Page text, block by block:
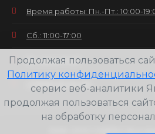
Время работы: Пн.-Пт.: 10:00-
Сб.: 11:00-17:00
Вс.: выходной
+7(8152) 25-30-58
Продолжая пользоваться
Политику
сервис веб-аналитики
продолжая пользоваться
на обработку